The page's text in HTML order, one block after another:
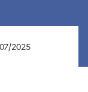
2025